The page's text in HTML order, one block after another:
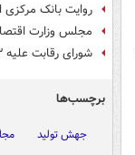
روایت بانک
مجلس وزارت
شورای رقابت علیه ۱۳ نهاد عمومی غیر دولتی اعلام جرم کرد
برچسب‌ها
جهش تولید